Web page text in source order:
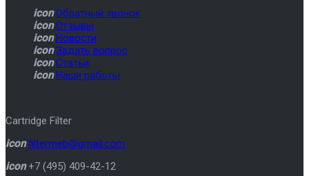
icon Обратный звонок
icon Отзывы
icon Новости
icon Задать вопрос
icon Статьи
icon Наши работы
Cartridge Filter
icon filtermeb@gmail.com
icon +7 (495) 409-42-12